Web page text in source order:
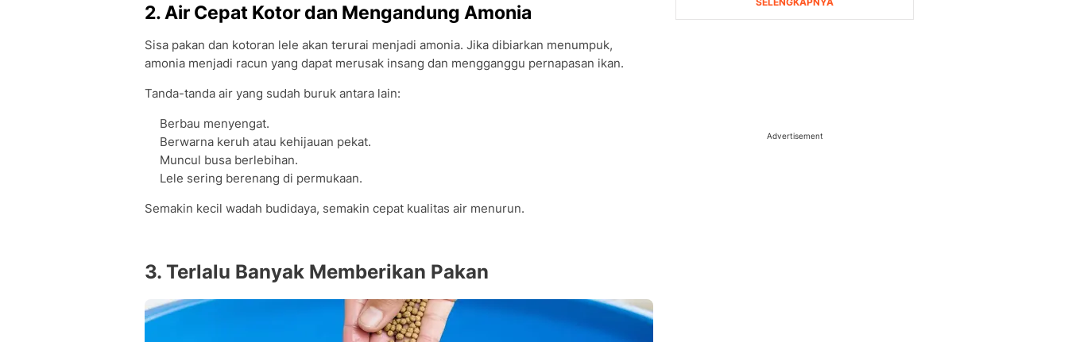
2. Air Cepat Kotor dan Mengandung Amonia
Sisa pakan dan kotoran lele akan terurai menjadi amonia. Jika dibiarkan menumpuk,
amonia menjadi racun yang dapat merusak insang dan mengganggu pernapasan ikan.
Tanda-tanda air yang sudah buruk antara lain:
Berbau menyengat.
Berwarna keruh atau kehijauan pekat.
Muncul busa berlebihan.
Lele sering berenang di permukaan.
Semakin kecil wadah budidaya, semakin cepat kualitas air menurun.
3. Terlalu Banyak Memberikan Pakan
Advertisement